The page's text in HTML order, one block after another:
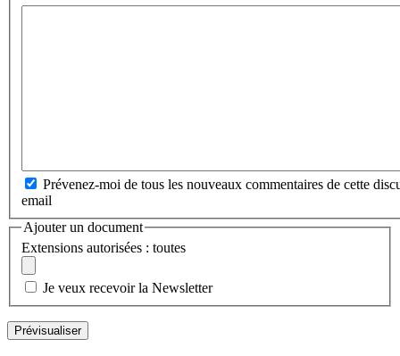
Prévenez-moi de tous les nouveaux commentaires de cette
email
Ajouter un document
Extensions autorisées : toutes
Je veux recevoir la Newsletter